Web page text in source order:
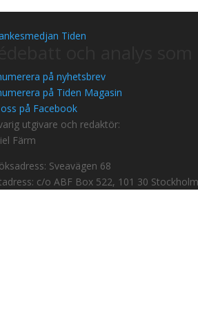
på nyhetsbrev
på Tiden Magasin
på Facebook
utgivare och redaktör:
Färm
Sveavägen 68
c/o ABF Box 522, 101 30 Stockholm